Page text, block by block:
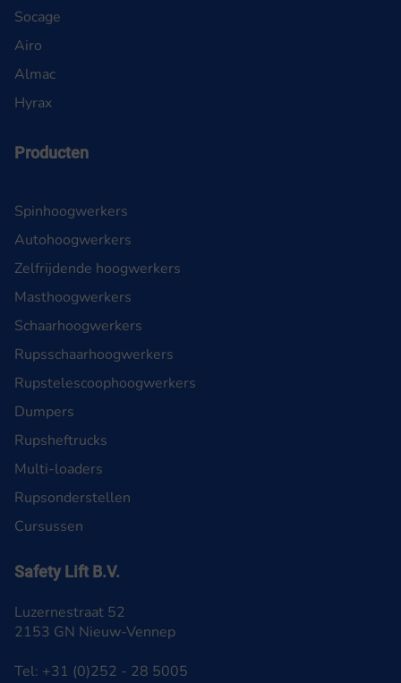
Safety Lift B.V.
Luzernestraat 52
2153 GN Nieuw-Vennep
Tel: +31 (0)252 - 28 5005
Socage
Airo
Almac
Hyrax
Producten
Spinhoogwerkers
Autohoogwerkers
Zelfrijdende hoogwerkers
Masthoogwerkers
Schaarhoogwerkers
Rupsschaarhoogwerkers
Rupstelescoophoogwerkers
Dumpers
Rupsheftrucks
Multi-loaders
Rupsonderstellen
Cursussen